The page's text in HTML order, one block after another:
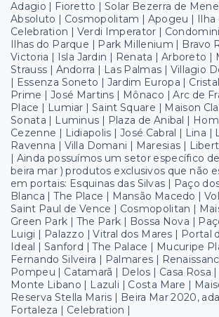
Adagio | Fioretto | Solar Bezerra de
Absoluto | Cosmopolitam | Apogeu | Ilha
Celebration | Verdi Imperator |
Ilhas do Parque | Park Millenium | Bravo
Victoria | Isla Jardin | Renata | Arboreto |
Strauss | Andorra | Las Palmas | Villagio
| Essenza Soneto | Jardim Europa |
Prime | José Martins | Mônaco | Arc de
Place | Lumiar | Saint Square | Maison
Sonata | Luminus | Plaza de Anibal |
Cezenne | Lidiapolis | José Cabral | Lina |
Ravenna | Villa Domani | Maresias |
| Ainda possuímos um setor específico
beira mar ) produtos exclusivos que não
em portais: Esquinas das Silvas | Paço
Blanca | The Place | Mansão Macedo |
Saint Paul de Vence | Cosmopolitan |
Green Park | The Park | Bossa Nova |
Luigi | Palazzo | Vitral dos Mares | Portal
Ideal | Sanford | The Palace | Mucuripe
Fernando Silveira | Palmares |
Pompeu | Catamarã | Delos | Casa Rosa |
Monte Libano | Lazuli | Costa Mare |
Reserva Stella Maris | Beira Mar 2020,
Fortaleza | Celebration |